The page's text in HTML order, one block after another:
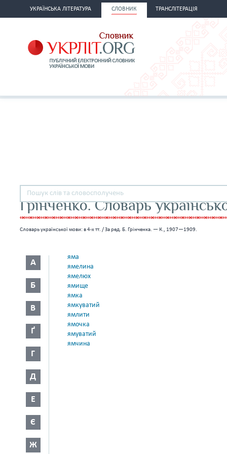
УКРАЇНСЬКА ЛІТЕРАТУРА СЛОВНИК ТРАНСЛІТЕРАЦІЯ
Грінченко. Словарь
Словарь української мови: в 4-х тт. / За ред. Б. Грінченка. — К., 1907—1909.
А
Б
В
Ґ
Г
Д
Е
Є
Ж
яма
ямелина
ямелюх
ямище
ямка
ямкуватий
ямлити
ямочка
ямуватий
ямчина